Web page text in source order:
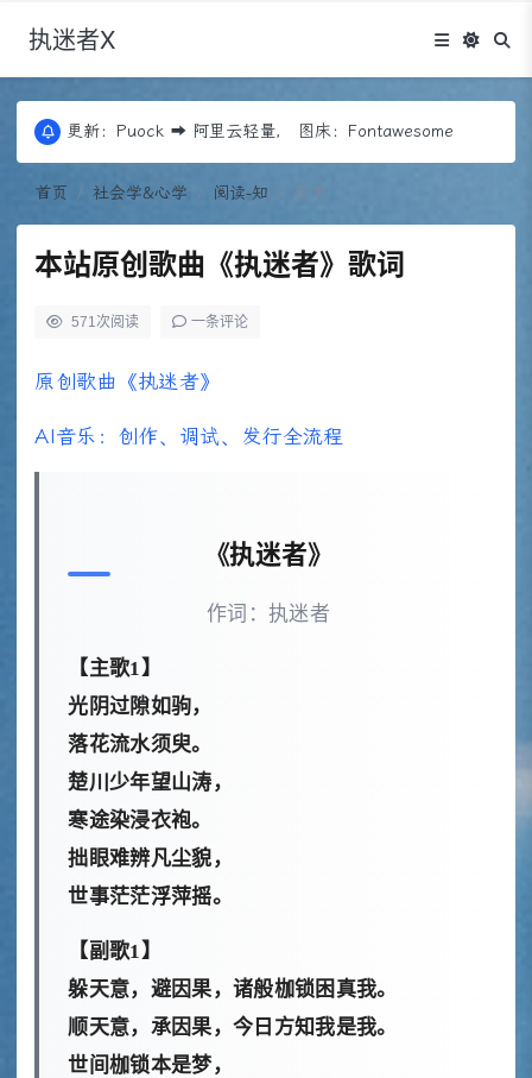
执迷者X
更新：Puock ➡ 阿里云轻量， 图床：Fontawesome
近期优化：Edgeone+COS存储+回源，Codex
更新：Puock ➡ 阿里云轻量， 图床：Fontawesome
首页
社会学&心学 阅读-知 正文
本站原创歌曲《执迷者》歌词
571次阅读 一条评论
原创歌曲《执迷者》
AI音乐：创作、调试、发行全流程
《执迷者》
作词：执迷者
【主歌1】
光阴过隙如驹，
落花流水须臾。
楚川少年望山涛，
寒途染浸衣袍。
拙眼难辨凡尘貌，
世事茫茫浮萍摇。
【副歌1】
躲天意，避因果，诸般枷锁困真我。
顺天意，承因果，今日方知我是我。
世间枷锁本是梦，